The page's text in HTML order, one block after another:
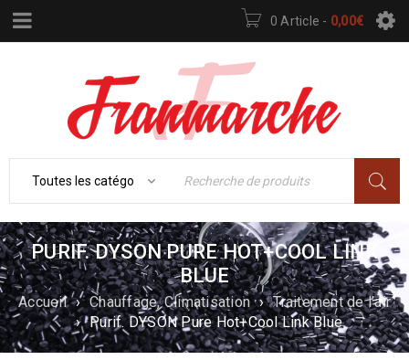
0 Article - 0,00€
PURIF. DYSON PURE HOT+COOL LINK
BLUE
Accueil › Chauffage, Climatisation › Traitement de l’air
› Purif. DYSON Pure Hot+Cool Link Blue